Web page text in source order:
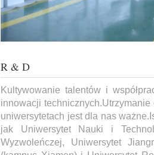
R & D
Kultywowanie talentów i
innowacji
uniwersytetach jest dla nas
jak Uniwersytet Nauki i
Wyzwoleńczej, Uniwersytet